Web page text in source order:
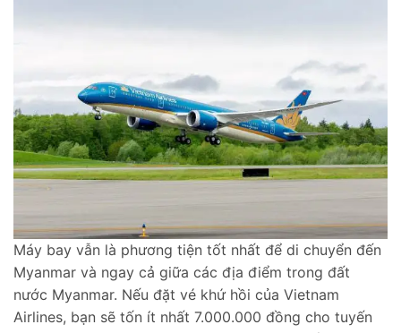
Máy bay vẫn là phương tiện tốt nhất để di chuyển đến
Myanmar và ngay cả giữa các địa điểm trong đất
nước Myanmar. Nếu đặt vé khứ hồi của Vietnam
Airlines, bạn sẽ tốn ít nhất 7.000.000 đồng cho tuyến